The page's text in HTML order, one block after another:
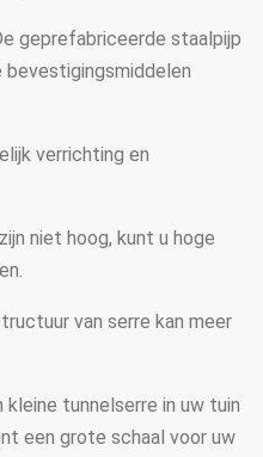
geprefabriceerde staalpijp
bevestigingsmiddelen
verrichting en
niet hoog, kunt u hoge
van serre kan meer
tunnelserre in uw tuin
een grote schaal voor uw